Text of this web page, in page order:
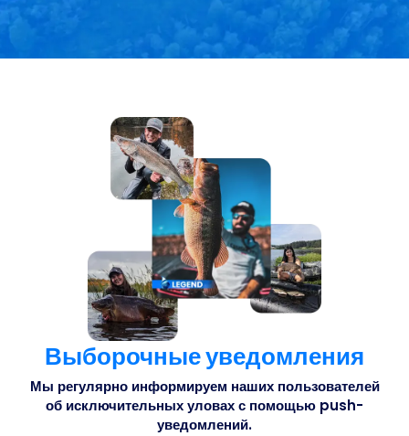
Выборочные уведомления
Мы регулярно информируем наших пользователей
об исключительных уловах с помощью push-
уведомлений.